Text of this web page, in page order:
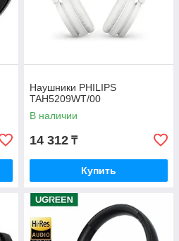
Наушники PHILIPS
TAH5209WT/00
В наличии
14 312 ₸
Купить